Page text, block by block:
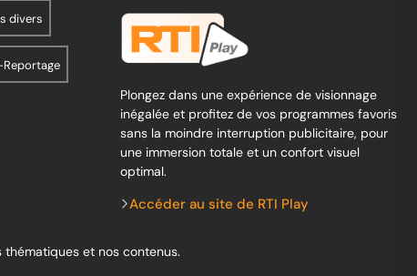
divers
Reportage
Plongez dans une expérience de visionnage
inégalée et profitez de vos programmes favoris
sans la moindre interruption publicitaire, pour
une immersion totale et un confort visuel
optimal.
Accéder au site de RTI Play
thématiques et nos contenus.